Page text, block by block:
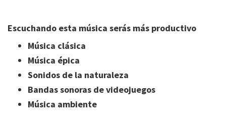
Escuchando esta música serás más productivo
Música clásica
Música épica
Sonidos de la naturaleza
Bandas sonoras de videojuegos
Música ambiente